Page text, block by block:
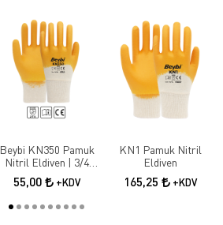
Beybi KN350 Pamuk
Nitril Eldiven | 3/4
Nitril Kaplama İş
Eldiveni
55,00 +KDV
KN1 Pamuk Nitril
Eldiven
165,25 +KDV